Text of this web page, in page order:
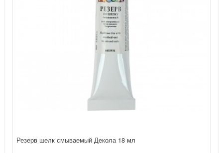
Резерв шелк смываемый Декола 18 мл